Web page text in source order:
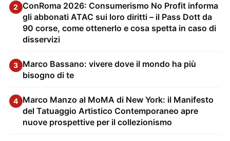
2 ConRoma 2026: Consumerismo No Profit informa
gli abbonati ATAC sui loro diritti – il Pass Dott da
90 corse, come ottenerlo e cosa spetta in caso di
disservizi
3 Marco Bassano: vivere dove il mondo ha più
bisogno di te
4 Marco Manzo al MoMA di New York: il Manifesto
del Tatuaggio Artistico Contemporaneo apre
nuove prospettive per il collezionismo